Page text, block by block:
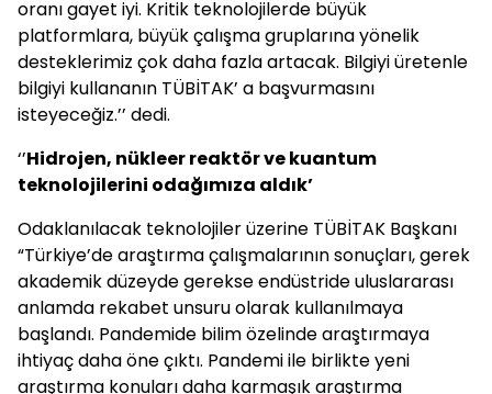
oranı gayet iyi. Kritik teknolojilerde büyük
platformlara, büyük çalışma gruplarına yönelik
desteklerimiz çok daha fazla artacak. Bilgiyi üretenle
bilgiyi kullananın TÜBİTAK’ a başvurmasını
isteyeceğiz.’’ dedi.
‘’Hidrojen, nükleer reaktör ve kuantum
teknolojilerini odağımıza aldık’
Odaklanılacak teknolojiler üzerine TÜBİTAK Başkanı
“Türkiye’de araştırma çalışmalarının sonuçları, gerek
akademik düzeyde gerekse endüstride uluslararası
anlamda rekabet unsuru olarak kullanılmaya
başlandı. Pandemide bilim özelinde araştırmaya
ihtiyaç daha öne çıktı. Pandemi ile birlikte yeni
araştırma konuları daha karmaşık araştırma